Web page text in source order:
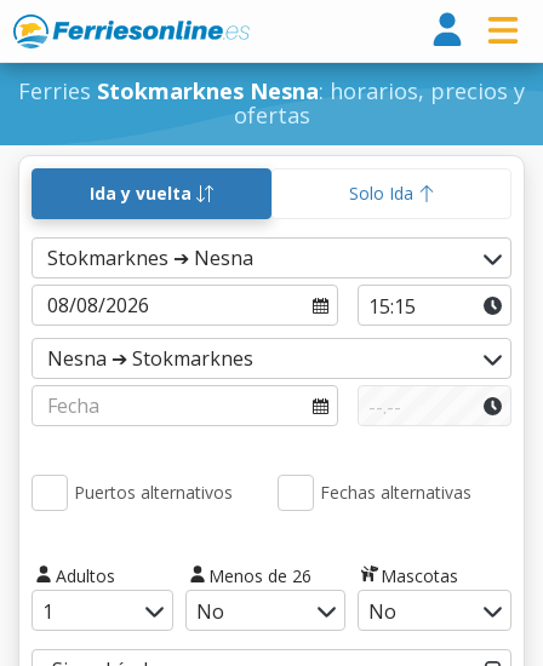
Ferries Stokmarknes Nesna: horarios, precios y
ofertas
Ida y vuelta Solo Ida
Puertos alternativos Fechas alternativas
Adultos Menos de 26 Mascotas